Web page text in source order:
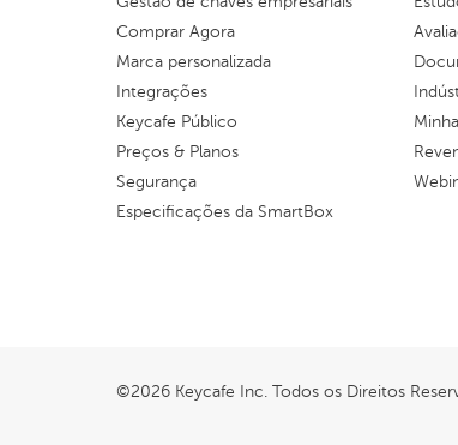
Comprar Agora
Marca personalizada
Integrações
Keycafe Público
Preços & Planos
Segurança
Especificações da SmartBox
©2026 Keycafe Inc. Todos os Direitos